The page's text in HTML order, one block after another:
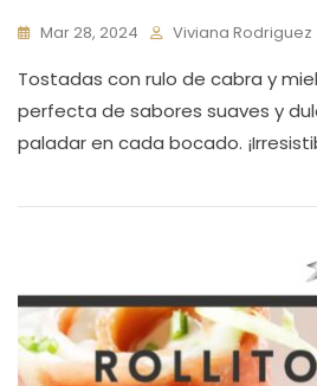
Mar 28, 2024 Viviana Rodriguez
Tostadas con rulo de cabra y
perfecta de sabores suaves y
paladar en cada bocado.